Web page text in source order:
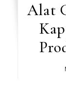
Alat